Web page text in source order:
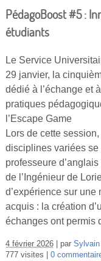
PédagoBoost #5 :
étudiants
Le Service
29 janvier, la
dédié à l’échange et
pratiques
l’Escape Game
Lors de cette
disciplines variées
professeure
de l’Ingénieur de
d’expérience sur une
acquis : la création
échanges ont permis
4 février 2026 par Sylvain
777 visites
0